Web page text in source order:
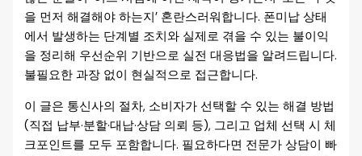
을 먼저 해결해야 하는지’ 혼란스러워합니다. 폰미납 상태
에서 발생하는 단계별 조치와 실제로 겪을 수 있는 불이익
을 정리해 우선순위 기반으로 실전 대응법을 알려드립니다.
불필요한 과장 없이 현실적으로 접근합니다.
이 글은 통신사의 절차, 소비자가 선택할 수 있는 해결 방법
(직접 납부·분할·대납·상담 의뢰 등), 그리고 업체 선택 시 체
크포인트를 모두 포함합니다. 필요하다면 전문가 상담이 빠